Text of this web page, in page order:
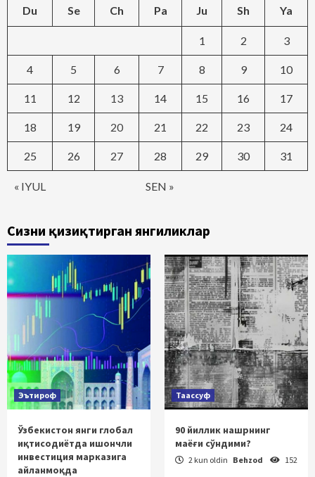
Du Se Ch Pa Ju Sh Ya
« IYUL SEN »
1 2 3
4 5 6 7 8 9 10
11 12 13 14 15 16 17
18 19 20 21 22 23 24
25 26 27 28 29 30 31
Сизни қизиқтирган янгиликлар
Эътироф
Ўзбекистон янги глобал
иқтисодиётда ишончли
инвестиция марказига
айланмоқда
Таассуф
90 йиллик нашрнинг
маёғи сўндими?
2 kun oldin Behzod 152